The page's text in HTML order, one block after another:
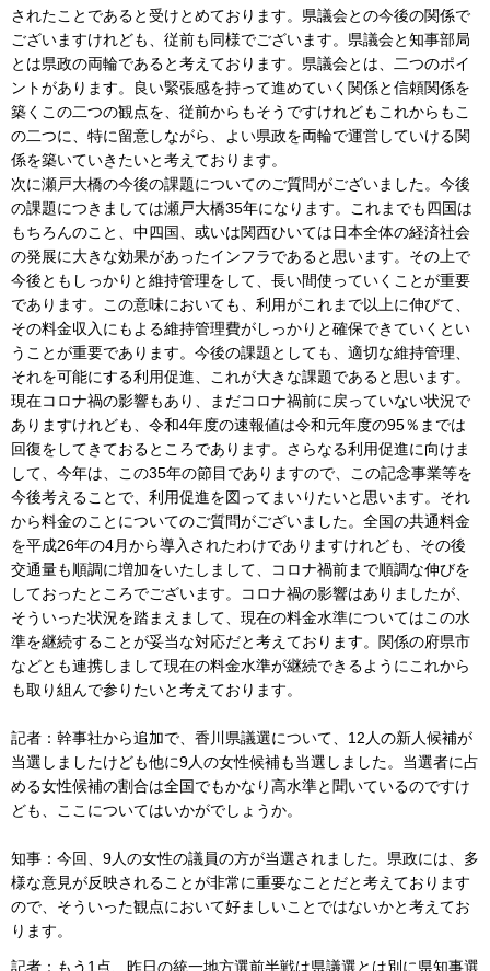
されたことであると受けとめております。県議会との今後の関係で
ございますけれども、従前も同様でございます。県議会と知事部局
とは県政の両輪であると考えております。県議会とは、二つのポイ
ントがあります。良い緊張感を持って進めていく関係と信頼関係を
築くこの二つの観点を、従前からもそうですけれどもこれからもこ
の二つに、特に留意しながら、よい県政を両輪で運営していける関
係を築いていきたいと考えております。
次に瀬戸大橋の今後の課題についてのご質問がございました。今後
の課題につきましては瀬戸大橋35年になります。これまでも四国は
もちろんのこと、中四国、或いは関西ひいては日本全体の経済社会
の発展に大きな効果があったインフラであると思います。その上で
今後ともしっかりと維持管理をして、長い間使っていくことが重要
であります。この意味においても、利用がこれまで以上に伸びて、
その料金収入にもよる維持管理費がしっかりと確保できていくとい
うことが重要であります。今後の課題としても、適切な維持管理、
それを可能にする利用促進、これが大きな課題であると思います。
現在コロナ禍の影響もあり、まだコロナ禍前に戻っていない状況で
ありますけれども、令和4年度の速報値は令和元年度の95％までは
回復をしてきておるところであります。さらなる利用促進に向けま
して、今年は、この35年の節目でありますので、この記念事業等を
今後考えることで、利用促進を図ってまいりたいと思います。それ
から料金のことについてのご質問がございました。全国の共通料金
を平成26年の4月から導入されたわけでありますけれども、その後
交通量も順調に増加をいたしまして、コロナ禍前まで順調な伸びを
しておったところでございます。コロナ禍の影響はありましたが、
そういった状況を踏まえまして、現在の料金水準についてはこの水
準を継続することが妥当な対応だと考えております。関係の府県市
などとも連携しまして現在の料金水準が継続できるようにこれから
も取り組んで参りたいと考えております。
記者：幹事社から追加で、香川県議選について、12人の新人候補が
当選しましたけども他に9人の女性候補も当選しました。当選者に占
める女性候補の割合は全国でもかなり高水準と聞いているのですけ
ども、ここについてはいかがでしょうか。
知事：今回、9人の女性の議員の方が当選されました。県政には、多
様な意見が反映されることが非常に重要なことだと考えております
ので、そういった観点において好ましいことではないかと考えてお
ります。
記者：もう1点、昨日の統一地方選前半戦は県議選とは別に県知事選